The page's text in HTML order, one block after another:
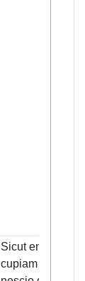
Sicut enim quid
cupiam scio, sic